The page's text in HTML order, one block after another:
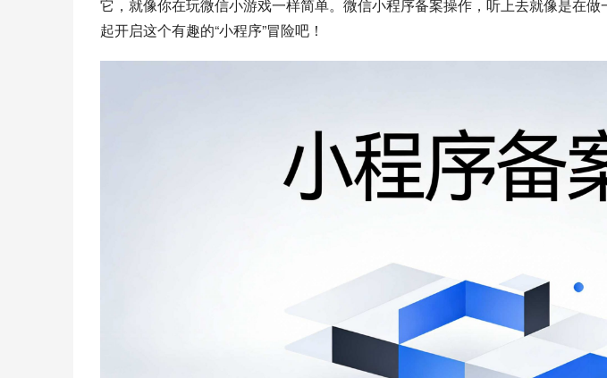
它，就像你在玩微信小游戏一样简单。微信小程序备案操作，听上去就像是在
起开启这个有趣的“小程序”冒险吧！